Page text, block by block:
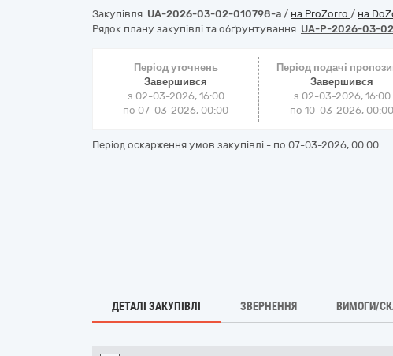
Закупівля: UA-2026-03-02-010798-a / на ProZorro / на
Рядок плану закупівлі та обґрунтування: UA-P-2026-03-
Період уточнень
Завершився
з 02-03-2026, 16:00
по 07-03-2026, 00:00
Період подачі
Завершився
з 02-03-2026, 16:00
по 10-03-2026, 00:00
Період оскарження умов закупівлі - по 07-03-2026, 00:00
ДЕТАЛІ ЗАКУПІВЛІ ЗВЕРНЕННЯ ВИМОГИ/